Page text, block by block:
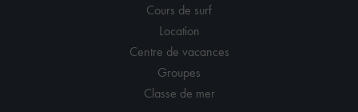
Cours de surf
Location
Centre de vacances
Groupes
Classe de mer